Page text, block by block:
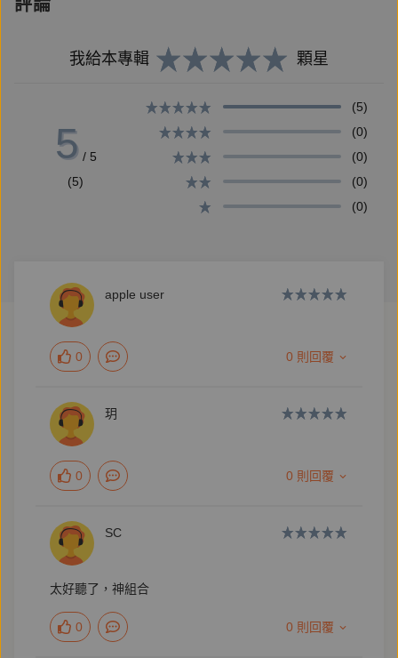
機：拋磚引玉，激起更多學人追憶往事的興趣。如果允
的個人學思歷程，無論得失如何，也許可以獻給新一代
全球華人引領翹望，期待已久的鉅作，《余英時回憶
錄》終於問世了。余英時教授不但是中央研究院院士，
第一屆唐獎得主，更曾在2006年獲美國克魯格學術獎
及轉折，與時代變亂相綰繫，從而形塑生命中深沉與不
斷思索的肌里，是當代難得一見的，最重要的學人心
史。從訪談到成書，歷十二寒暑，成書之不易與下筆之
慎重，可見一斑。
在一個缺乏理想和理念的年代，《余英時回憶錄》的問
世，不啻暮鼓晨鐘，發人省思。
【作者簡介】
余英時（1930~2021）
評論
我給本專輯 顆星
5 / 5
(5)
(5)
(0)
(0)
(0)
(0)
apple user
0 0 則回覆
玥
0 0 則回覆
SC
太好聽了，神組合
0 0 則回覆